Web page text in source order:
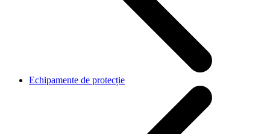
Echipamente de protecție